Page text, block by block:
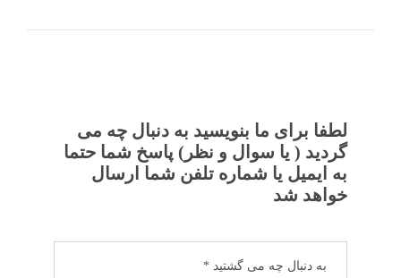
لطفا برای ما بنویسید به دنبال چه می
گردید ( یا سوال و نظر) پاسخ شما حتما
به ایمیل یا شماره تلفن شما ارسال
خواهد شد